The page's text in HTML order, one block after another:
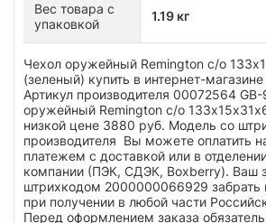
Вес товара с
упаковкой
1.19 кг
Чехол оружейный Remington с/о
(зеленый) купить в интернет-
Артикул производителя 00072564
оружейный Remington с/о
низкой цене 3880 руб. Модель со
производителя Вы можете оплатить
платежем с доставкой или в
компании (ПЭК, СДЭК, Boxberry). Ваш
штрихкодом 2000000066929 забрать
при получении в любой части
Перед оформлением заказа